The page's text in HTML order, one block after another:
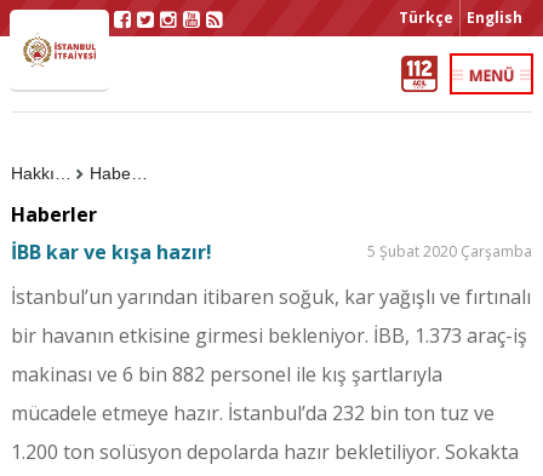
Türkçe English
Haberler
Haberler
İBB kar ve kışa hazır!
5 Şubat 2020 Çarşamba
İstanbul’un yarından itibaren soğuk, kar yağışlı ve fırtınalı
bir havanın etkisine girmesi bekleniyor. İBB, 1.373 araç-iş
makinası ve 6 bin 882 personel ile kış şartlarıyla
mücadele etmeye hazır. İstanbul’da 232 bin ton tuz ve
1.200 ton solüsyon depolarda hazır bekletiliyor. Sokakta